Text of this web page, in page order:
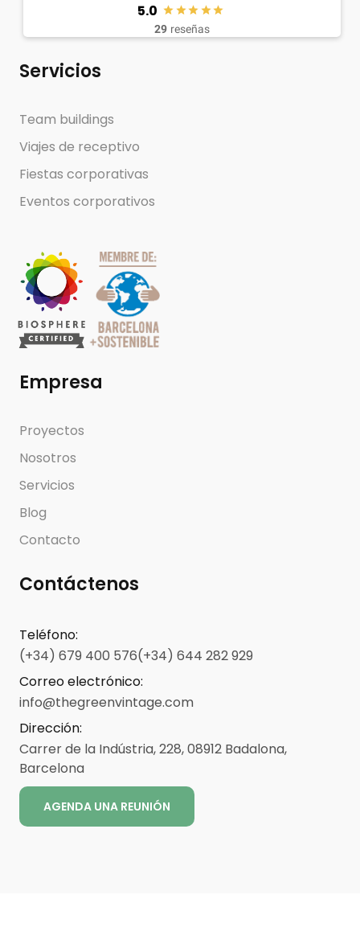
5.0
29 reseñas
Servicios
Team buildings
Viajes de receptivo
Fiestas corporativas
Eventos corporativos
Empresa
Proyectos
Nosotros
Servicios
Blog
Contacto
Contáctenos
Teléfono:
(+34) 679 400 576(+34) 644 282 929
Correo electrónico:
info@thegreenvintage.com
Dirección:
Carrer de la Indústria, 228, 08912 Badalona,
Barcelona
AGENDA UNA REUNIÓN